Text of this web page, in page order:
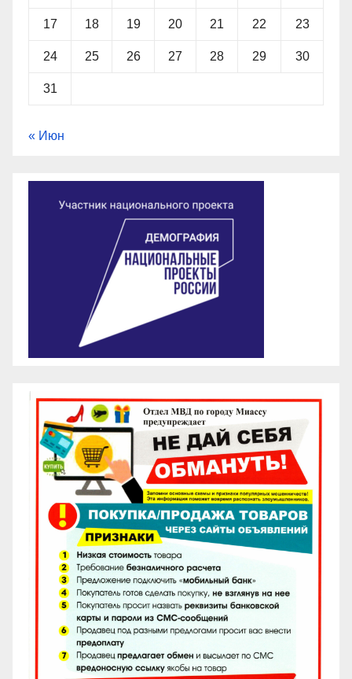
17 18 19 20 21 22 23
24 25 26 27 28 29 30
31
« Июн